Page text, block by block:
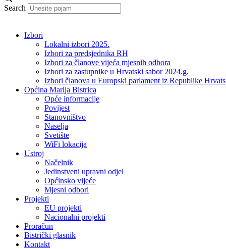
Search
Izbori
Lokalni izbori 2025.
Izbori za predsjednika RH
Izbori za članove vijeća mjesnih odbora
Izbori za zastupnike u Hrvatski sabor 2024.g.
Izbori članova u Europski parlament iz Republike
Općina Marija Bistrica
Opće informacije
Povijest
Stanovništvo
Naselja
Svetište
WiFi lokacija
Ustroj
Načelnik
Jedinstveni upravni odjel
Općinsko vijeće
Mjesni odbori
Projekti
EU projekti
Nacionalni projekti
Proračun
Bistrički glasnik
Kontakt